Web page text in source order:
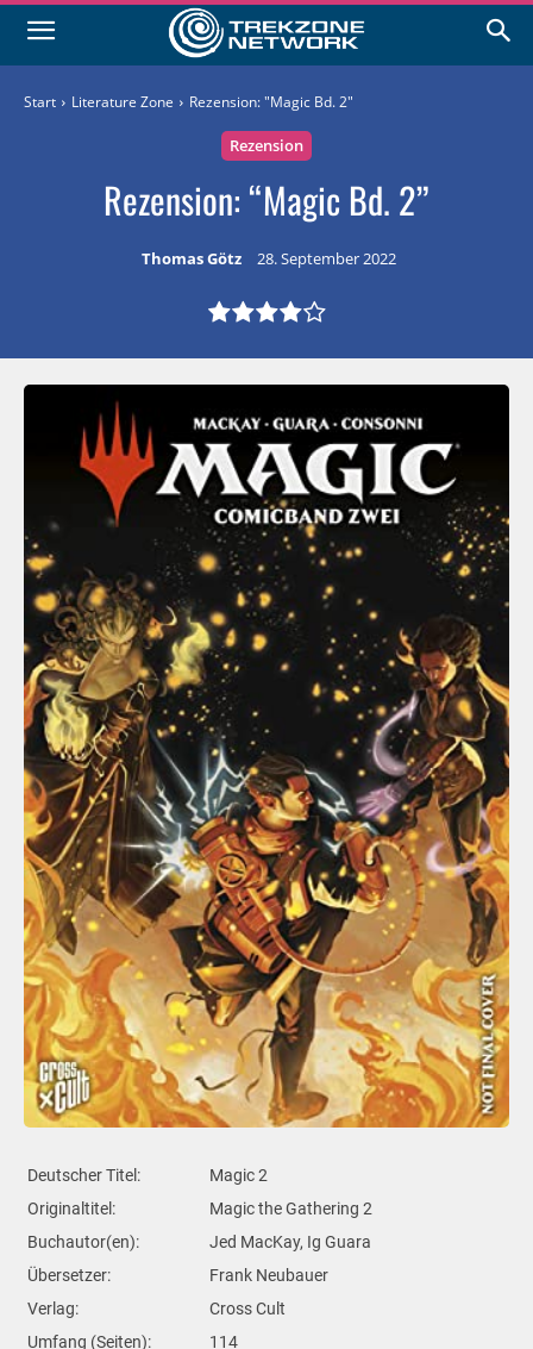
Start Literature Zone Rezension: "Magic Bd. 2"
Rezension
Rezension: “Magic Bd. 2”
Thomas Götz 28. September 2022
Deutscher Titel:
Magic 2
Originaltitel:
Magic the Gathering 2
Buchautor(en):
Jed MacKay, Ig Guara
Übersetzer:
Frank Neubauer
Verlag:
Cross Cult
Umfang (Seiten):
114